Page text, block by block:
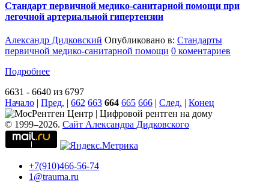
Стандарт первичной медико-санитарной помощи при
легочной артериальной гипертензии
Александр Дидковский Опубликовано в: Стандарты
первичной медико-санитарной помощи 0 коментариев
Подробнее
6631 - 6640 из 6797
Начало | Пред. | 662 663 664 665 666 | След. | Конец
© 1999–2026. Сайт Александра Дидковского
+7(910)466-56-74
1@trauma.ru